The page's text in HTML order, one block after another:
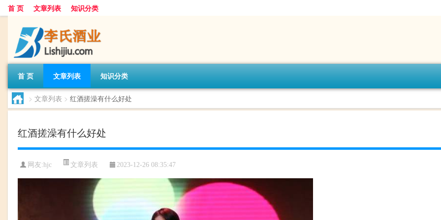
首 页 文章列表 知识分类
首 页 文章列表 知识分类
> 文章列表 > 红酒搓澡有什么好处
红酒搓澡有什么好处
网友:hjc 文章列表 2023-12-26 08:35:47